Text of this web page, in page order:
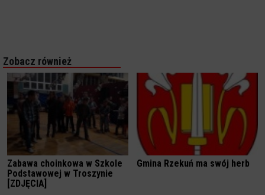
Zobacz również
Zabawa choinkowa w Szkole
Podstawowej w Troszynie
[ZDJĘCIA]
Gmina Rzekuń ma swój herb